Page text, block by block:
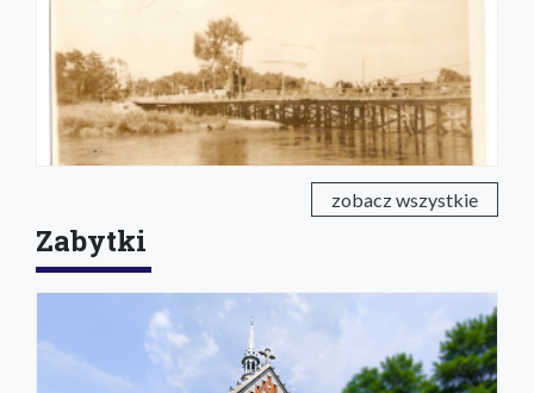
zobacz wszystkie
Zabytki